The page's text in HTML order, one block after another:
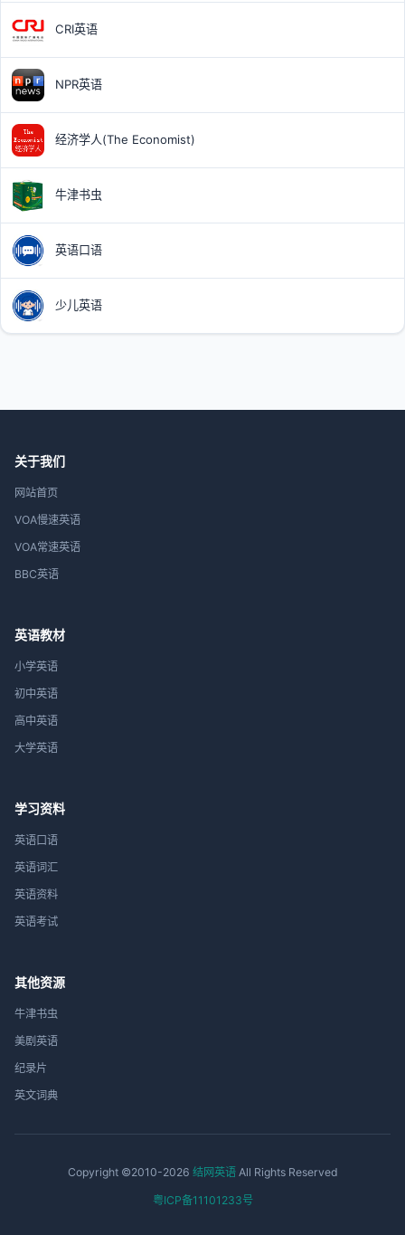
CRI英语
NPR英语
经济学人(The Economist)
牛津书虫
英语口语
少儿英语
关于我们
网站首页
VOA慢速英语
VOA常速英语
BBC英语
英语教材
小学英语
初中英语
高中英语
大学英语
学习资料
英语口语
英语词汇
英语资料
英语考试
其他资源
牛津书虫
美剧英语
纪录片
英文词典
Copyright ©2010-2026 结网英语All Rights Reserved
粤ICP备11101233号